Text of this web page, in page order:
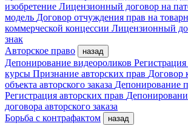
изобретение Лицензионный договор на
модель Договор отчуждения прав на
коммерческой концессии Лицензионный
знак
Авторское право
назад
Депонирование видеороликов
курсы Признание авторских прав Договор
объекта авторского заказа Депонирование
Регистрация авторских прав
договора авторского заказа
Борьба с контрафактом
назад